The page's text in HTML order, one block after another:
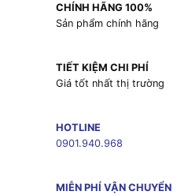
CHÍNH HÃNG 100%
Sản phẩm chính hãng
TIẾT KIỆM CHI PHÍ
Giá tốt nhất thị trường
HOTLINE
0901.940.968
MIỄN PHÍ VẬN CHUYỂN